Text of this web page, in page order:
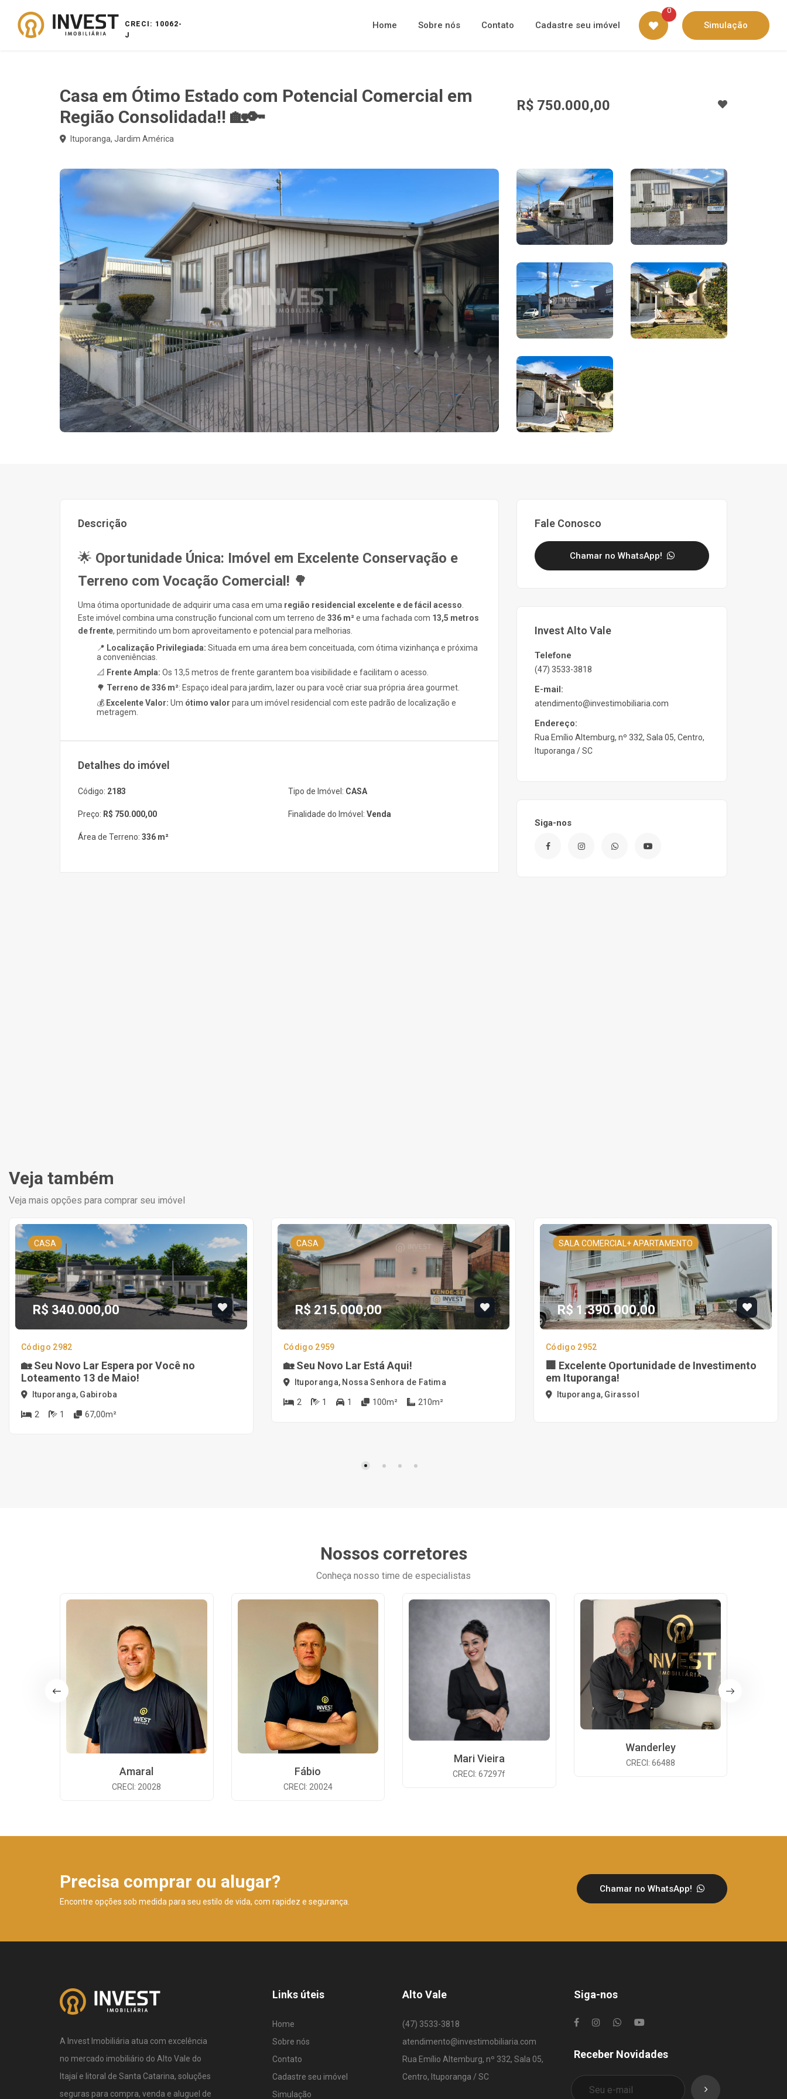
CRECI: 10062-
J
Home Sobre nós Contato Cadastre seu imóvel
0
Simulação
Casa em Ótimo Estado com Potencial Comercial em
Região Consolidada!! 🏡🔑
Ituporanga, Jardim América
R$ 750.000,00
Descrição
🌟 Oportunidade Única: Imóvel em Excelente Conservação e
Terreno com Vocação Comercial ! 🌳
Uma ótima oportunidade de adquirir uma casa em uma região residencial excelente e de fácil acesso
Este imóvel combina uma construção funcional com um terreno de 336 m²e uma fachada com 13,5 metros
de frente, permitindo um bom aproveitamento e potencial para melhorias.
📍 Localização Privilegiada: Situada em uma área bem conceituada, com ótima vizinhança e próxima
a conveniências.
📐 Frente Ampla: Os 13,5 metros de frente garantem boa visibilidade e facilitam o acesso.
🌳 Terreno de336 m²: Espaço ideal para jardim, lazer ou para você criar sua própria área gourmet.
💰 Excelente Valor: Um ótimo valor para um imóvel residencial com este padrão de localização e
metragem.
Detalhes do imóvel
Código: 2183
Preço: R$ 750.000,00
Área de Terreno: 336 m²
Tipo de Imóvel: CASA
Finalidade do Imóvel: Venda
Fale Conosco
Chamar no WhatsApp!
Invest Alto Vale
Telefone
(47) 3533-3818
E-mail:
atendimento@investimobiliaria.com
Endereço:
Rua Emílio Altemburg, nº 332, Sala 05, Centro,
Ituporanga / SC
Siga-nos
Veja também
Veja mais opções para comprar seu imóvel
CASA
R$ 340.000,00
Código 2982
🏡 Seu Novo Lar Espera por Você no
Loteamento 13 de Maio!
Ituporanga, Gabiroba
2 1 67,00m²
CASA
R$ 215.000,00
Código 2959
🏡 Seu Novo Lar Está Aqui!
Ituporanga, Nossa Senhora de Fatima
2 1 1 100m² 210m²
SALA COMERCIAL+ APARTAMENTO
R$ 1.390.000,00
Código 2952
🏢 Excelente Oportunidade de Investimento
em Ituporanga!
Ituporanga, Girassol
Nossos corretores
Conheça nosso time de especialistas
Amaral
CRECI: 20028
Fábio
CRECI: 20024
Mari Vieira
CRECI: 67297f
Wanderley
CRECI: 66488
Precisa comprar ou alugar?
Encontre opções sob medida para seu estilo de vida, com rapidez e segurança.
Chamar no WhatsApp!
A Invest Imobiliária atua com excelência
no mercado imobiliário do Alto Vale do
Itajaí e litoral de Santa Catarina, soluções
seguras para compra, venda e aluguel de
Links úteis
Home
Sobre nós
Contato
Cadastre seu imóvel
Simulação
Alto Vale
(47) 3533-3818
atendimento@investimobiliaria.com
Rua Emílio Altemburg, nº 332, Sala 05,
Centro, Ituporanga / SC
Siga-nos
Receber Novidades